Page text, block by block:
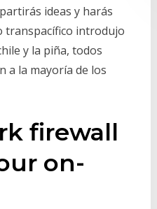
ideas y harás
transpacífico introdujo
y la piña, todos
a la mayoría de los
firewall
on-